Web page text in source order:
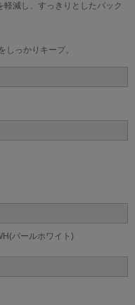
減し、すっきりとしたバック
っかりキープ。
パールホワイト)